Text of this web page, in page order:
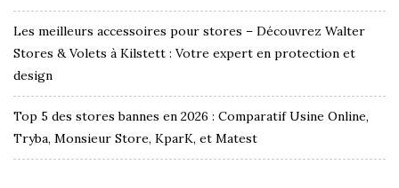
Les meilleurs accessoires pour stores – Découvrez Walter
Stores & Volets à Kilstett : Votre expert en protection et
design
Top 5 des stores bannes en 2026 : Comparatif Usine Online,
Tryba, Monsieur Store, KparK, et Matest